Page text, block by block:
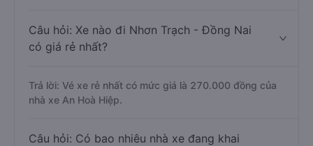
Câu hỏi: Xe nào đi Nhơn Trạch - Đồng Nai
có giá rẻ nhất?
Trả lời: Vé xe rẻ nhất có mức giá là 270.000 đồng của
nhà xe An Hoà Hiệp.
Câu hỏi: Có bao nhiêu nhà xe đang khai